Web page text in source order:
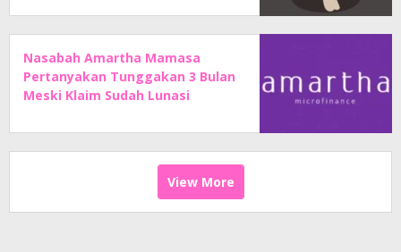
Nasabah Amartha Mamasa
Pertanyakan Tunggakan 3 Bulan
Meski Klaim Sudah Lunasi
View More